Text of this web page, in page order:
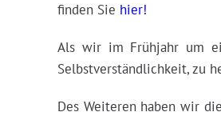
finden Sie hier!
Als wir im Frühjahr um
Selbstverständlichkeit, zu
Des Weiteren haben wir